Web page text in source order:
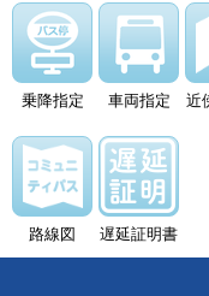
乗降指定 車両指定 近
路線図 遅延証明書